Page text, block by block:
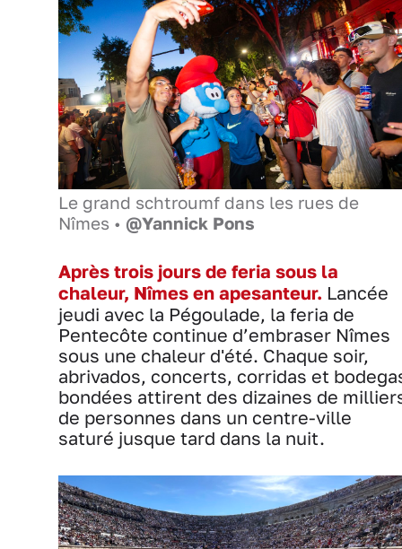
Le grand schtroumf dans les rues de
Nîmes • @Yannick Pons
Après trois jours de feria sous la
chaleur, Nîmes en apesanteur. Lancée
jeudi avec la Pégoulade, la feria de
Pentecôte continue d’embraser Nîmes
sous une chaleur d'été. Chaque soir,
abrivados, concerts, corridas et
bondées attirent des dizaines de
de personnes dans un centre-ville
saturé jusque tard dans la nuit.